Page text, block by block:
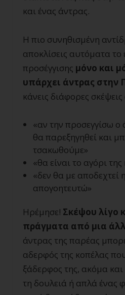
και ένας άντρας.
Η πιο συνηθισμένη
αποκλίσεις αυτόματα το
προσέγγισης μόνο και
υπάρχει άντρας στην
κάνεις διάφορες
«αν την προσεγγίσω ο
θα παρεξηγηθεί και
τσακωθούμε»
«θα είναι το αγόρι
«δεν θα με αποδεχτεί
απογοητευτώ»
Ηρέμησε! Σκέψου λίγο
πράγματα από μια
άντρας της παρέας
αδερφός της κοπέλας
ξάδερφος της, ακόμα
τη δουλειά ή απλά ένας